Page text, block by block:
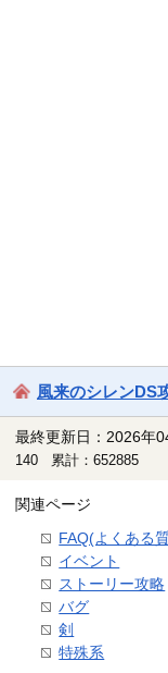
風来のシレンDS
最終更新日：2026年
140 累計：652885
関連ページ
FAQ(よくある
イベント
ストーリー攻略
バグ
剣
特殊系